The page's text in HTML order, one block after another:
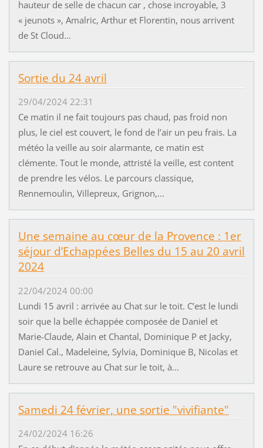
hauteur de selle de chacun car , chose incroyable, 3
« jeunots », Amalric, Arthur et Florentin, nous arrivent
de St Cloud...
Sortie du 24 avril
29/04/2024 22:31
Ce matin il ne fait toujours pas chaud, pas froid non
plus, le ciel est couvert, le fond de l’air un peu frais. La
météo la veille au soir alarmante, ce matin est
clémente. Tout le monde, attristé la veille, est content
de prendre les vélos. Le parcours classique,
Rennemoulin, Villepreux, Grignon,...
Une semaine au cœur de la Provence : 1er
séjour d’Echappées Belles du 15 au 20 avril
2024
22/04/2024 00:00
Lundi 15 avril : arrivée au Chat sur le toit. C’est le lundi
soir que la belle échappée composée de Daniel et
Marie-Claude, Alain et Chantal, Dominique P et Jacky,
Daniel Cal., Madeleine, Sylvia, Dominique B, Nicolas et
Laure se retrouve au Chat sur le toit, à...
Samedi 24 février, une sortie "vivifiante"
24/02/2024 16:26